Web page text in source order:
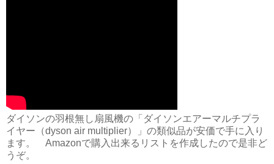
ダイソンの羽根無し扇風機の「ダイソンエアーマルチプラ
イヤー（dyson air multiplier）」の類似品が安価で手に入り
ます。 Amazonで購入出来るリストを作成したので是非ど
うぞ。